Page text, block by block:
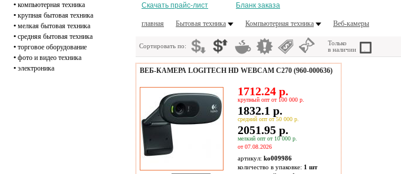
• компьютерная техника
• крупная бытовая техника
• мелкая бытовая техника
• средняя бытовая техника
• торговое оборудование
• фото и видео техника
• электроника
Скачать прайс-лист Бланк заказа
главная Бытовая техника Компьютерная техника Веб-камеры
Сортировать по:
Только
в наличии
ВЕБ-КАМЕРА LOGITECH HD WEBCAM C270 (960-000636)
1712.24 р.
крупный опт от 100 000 р.
1832.1 р.
средний опт от 50 000 р.
2051.95 р.
мелкий опт от 10 000 р.
от 07.08.2026
артикул: ko009986
количество в упаковке: 1 шт